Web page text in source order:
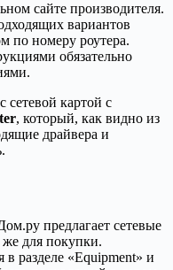
сайте производителя.
вариантов
по номеру роутера.
обязательно
сетевой картой с
, который, как видно из
драйвера и
предлагает сетевые
же для покупки.
разделе «Equipment» и